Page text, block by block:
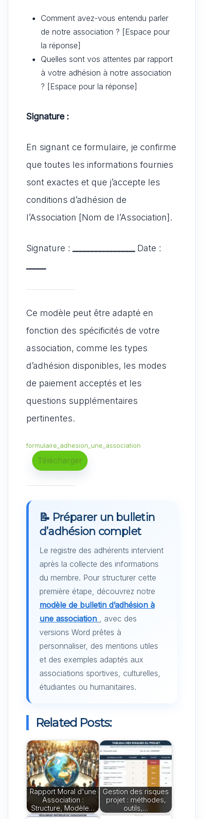
Comment avez-vous entendu parler
de notre association ? [Espace pour
la réponse]
Quelles sont vos attentes par rapport
à votre adhésion à notre association
? [Espace pour la réponse]
Signature :
En signant ce formulaire, je confirme
que toutes les informations fournies
sont exactes et que j’accepte les
conditions d’adhésion de
l’Association [Nom de l’Association].
Signature :
Date :
Ce modèle peut être adapté en
fonction des spécificités de votre
association, comme les types
d’adhésion disponibles, les modes
de paiement acceptés et les
questions supplémentaires
pertinentes.
formulaire_adhesion_une_association
Télécharger
📝 Préparer un bulletin
d’adhésion complet
Le registre des adhérents intervient
après la collecte des informations
du membre. Pour structurer cette
première étape, découvrez notre
modèle de bulletin d’adhésion à
une association
, avec des
versions Word prêtes à
personnaliser, des mentions utiles
et des exemples adaptés aux
associations sportives, culturelles,
étudiantes ou humanitaires.
Related Posts:
Rapport Moral d'une
Association :
Structure, Modèle…
Gestion des risques
projet : méthodes,
outils,…